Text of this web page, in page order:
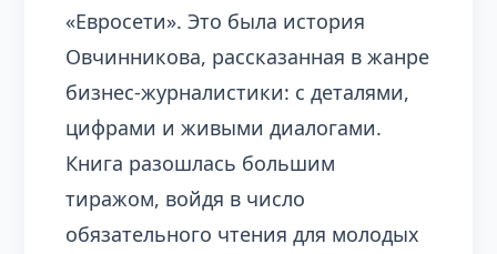
«Евросети». Это была история
Овчинникова, рассказанная в жанре
бизнес-журналистики: с деталями,
цифрами и живыми диалогами.
Книга разошлась большим
тиражом, войдя в число
обязательного чтения для молодых